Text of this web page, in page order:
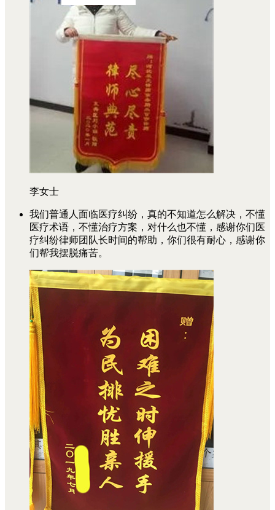
李女士
我们普通人面临医疗纠纷，真的不知道怎么解决，不懂
医疗术语，不懂治疗方案，对什么也不懂，感谢你们医
疗纠纷律师团队长时间的帮助，你们很有耐心，感谢你
们帮我摆脱痛苦。